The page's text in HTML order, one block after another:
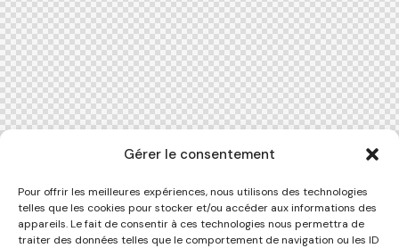
Gérer le consentement
Pour offrir les meilleures expériences, nous utilisons des technologies
telles que les cookies pour stocker et/ou accéder aux informations des
appareils. Le fait de consentir à ces technologies nous permettra de
traiter des données telles que le comportement de navigation ou les ID